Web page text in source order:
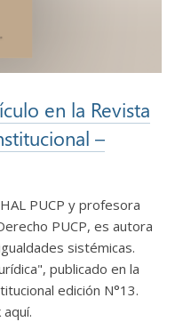
en la Revista
–
PUCP y profesora
PUCP, es autora
sistémicas.
publicado en la
edición N°13.